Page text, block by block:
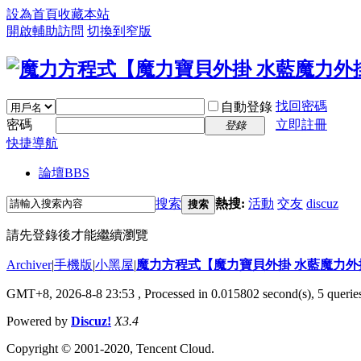
設為首頁收藏本站
開啟輔助訪問 切換到窄版
自動登錄 找回密碼
密碼
登錄
立即註冊
快捷導航
論壇BBS
搜索 搜索 熱搜: 活動 交友 discuz
請先登錄後才能繼續瀏覽
Archiver|手機版|小黑屋|魔力方程式【魔力寶貝外掛 水藍魔力
GMT+8, 2026-8-8 23:53 , Processed in 0.015802 second(s), 5
Powered by Discuz! X3.4
Copyright © 2001-2020, Tencent Cloud.